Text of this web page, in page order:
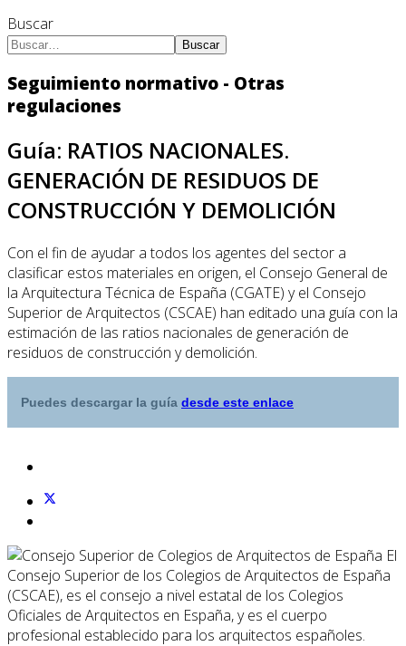
Buscar
Buscar
Seguimiento normativo - Otras
regulaciones
Guía: RATIOS NACIONALES.
GENERACIÓN DE RESIDUOS DE
CONSTRUCCIÓN Y DEMOLICIÓN
Con el fin de ayudar a todos los agentes del sector a
clasificar estos materiales en origen, el Consejo General de
la Arquitectura Técnica de España (CGATE) y el Consejo
Superior de Arquitectos (CSCAE) han editado una guía con la
estimación de las ratios nacionales de generación de
residuos de construcción y demolición.
Puedes descargar la guía desde este enlace
El
Consejo Superior de los Colegios de Arquitectos de España
(CSCAE), es el consejo a nivel estatal de los Colegios
Oficiales de Arquitectos en España, y es el cuerpo
profesional establecido para los arquitectos españoles.